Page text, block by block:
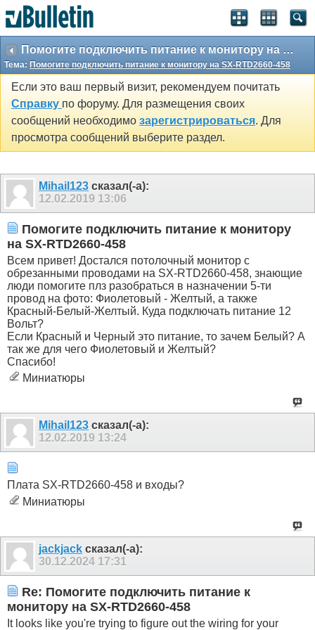
Помогите подключить питание к монитору на SX-RTD2660-458
Тема: Помогите подключить питание к монитору на SX-RTD2660-458
Если это ваш первый визит, рекомендуем почитать
Справку по форуму. Для размещения своих
сообщений необходимо зарегистрироваться. Для
просмотра сообщений выберите раздел.
Mihail123 сказал(-а):
12.02.2019 13:06
Помогите подключить питание к монитору
на SX-RTD2660-458
Всем привет! Достался потолочный монитор с
обрезанными проводами на SX-RTD2660-458, знающие
люди помогите плз разобраться в назначении 5-ти
провод на фото: Фиолетовый - Желтый, а также
Красный-Белый-Желтый. Куда подключать питание 12
Вольт?
Если Красный и Черный это питание, то зачем Белый? А
так же для чего Фиолетовый и Желтый?
Спасибо!
Миниатюры
Mihail123 сказал(-а):
12.02.2019 13:24
Плата SX-RTD2660-458 и входы?
Миниатюры
jackjack сказал(-а):
30.12.2024 17:31
Re: Помогите подключить питание к
монитору на SX-RTD2660-458
It looks like you're trying to figure out the wiring for your